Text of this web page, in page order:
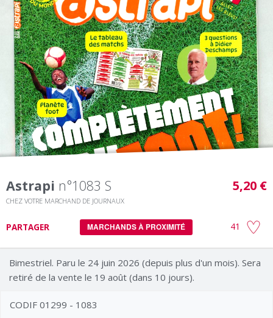
Astrapi n°1083 S
CHEZ VOTRE MARCHAND DE JOURNAUX
5,20 €
PARTAGER MARCHANDS À PROXIMITÉ 41
Bimestriel. Paru le 24 juin 2026 (depuis plus d'un mois). Sera
retiré de la vente le 19 août (dans 10 jours).
CODIF 01299 - 1083